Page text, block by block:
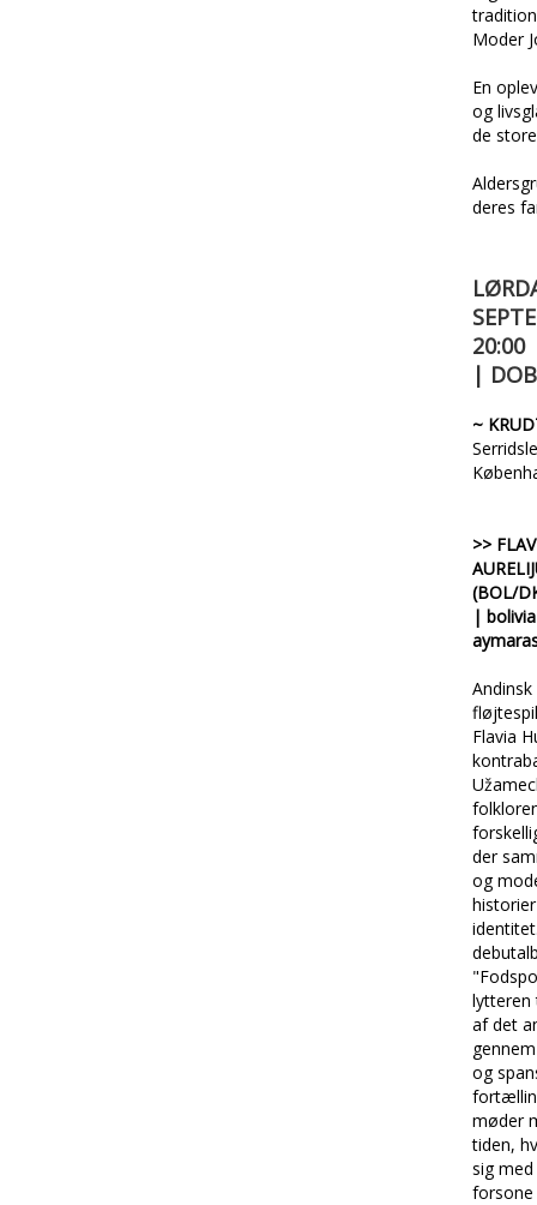
Moder
En
og
de
deres
20:00
|
~
>>
(BOL/
|
Andinsk
Flavia
der
og
af det
og
møder
tiden,
sig
forsone